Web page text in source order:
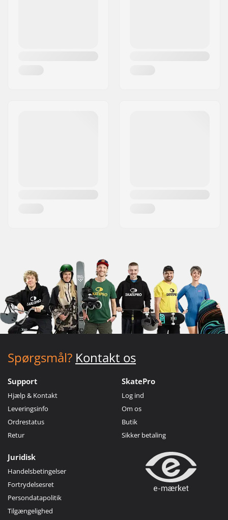
Spørgsmål? Kontakt os
Support
Hjælp & Kontakt
Leveringsinfo
Ordrestatus
Retur
SkatePro
Log ind
Om os
Butik
Sikker betaling
Juridisk
Handelsbetingelser
Fortrydelsesret
Persondatapolitik
Tilgængelighed